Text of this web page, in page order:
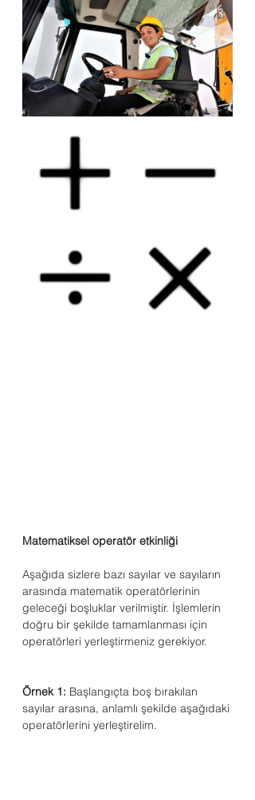
Matematiksel operatör etkinliği
Aşağıda sizlere bazı sayılar ve sayıların
arasında matematik operatörlerinin
geleceği boşluklar verilmiştir. İşlemlerin
doğru bir şekilde tamamlanması için
operatörleri yerleştirmeniz gerekiyor.
Örnek 1: Başlangıçta boş bırakılan
sayılar arasına, anlamlı şekilde aşağıdaki
operatörlerini yerleştirelim.